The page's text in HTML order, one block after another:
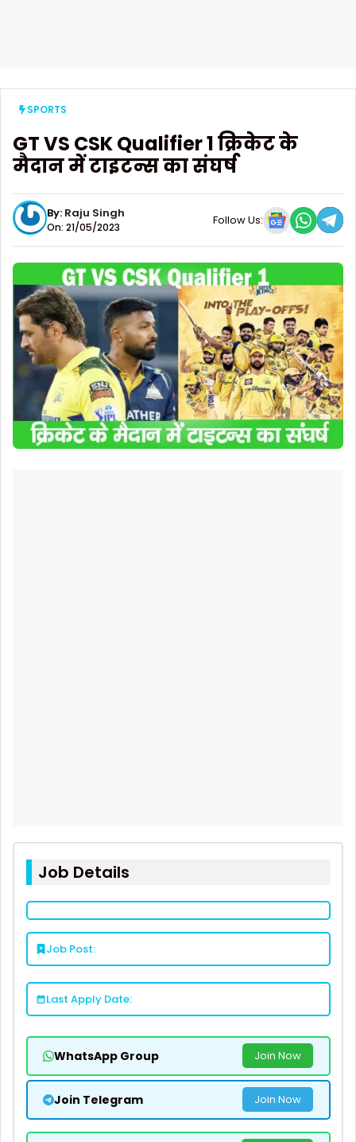
SPORTS
GT VS CSK Qualifier 1 क्रिकेट के
मैदान में टाइटन्स का संघर्ष
By: Raju Singh
On: 21/05/2023 Follow Us:
Job Details
Job Post:
Last Apply Date:
WhatsApp Group Join Now
Join Telegram Join Now